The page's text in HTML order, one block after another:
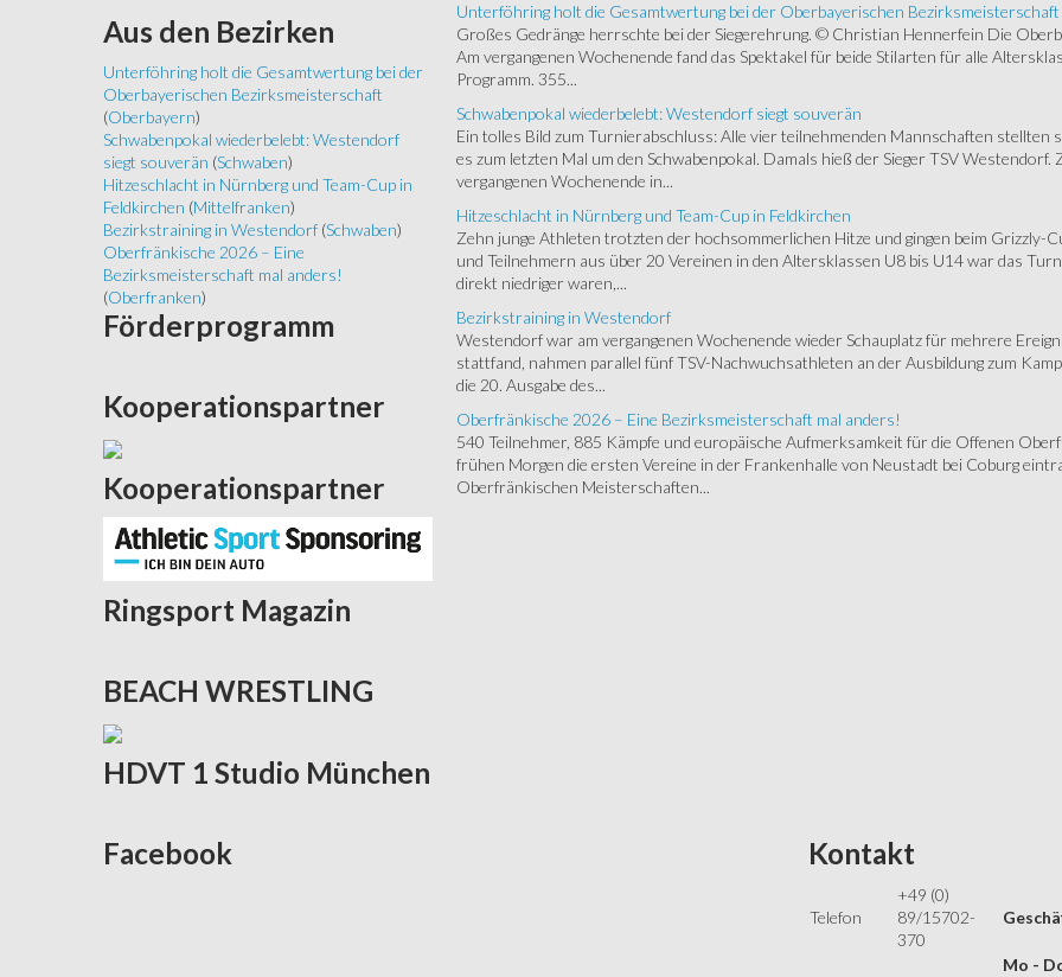
Unterföhring holt die Gesamtwertung bei der Oberbayerischen Bezirksmeisterschaft
Großes Gedränge herrschte bei der Siegerehrung. © Christian Hennerfein Die
Am vergangenen Wochenende fand das Spektakel für beide Stilarten für alle
Programm. 355...
Schwabenpokal wiederbelebt: Westendorf siegt souverän
Ein tolles Bild zum Turnierabschluss: Alle vier teilnehmenden Mannschaften stellten
es zum letzten Mal um den Schwabenpokal. Damals hieß der Sieger TSV
vergangenen Wochenende in...
Hitzeschlacht in Nürnberg und Team-Cup in Feldkirchen
Zehn junge Athleten trotzten der hochsommerlichen Hitze und gingen beim Grizzly-
und Teilnehmern aus über 20 Vereinen in den Altersklassen U8 bis U14 war das
direkt niedriger waren,...
Bezirkstraining in Westendorf
Westendorf war am vergangenen Wochenende wieder Schauplatz für mehrere
stattfand, nahmen parallel fünf TSV-Nachwuchsathleten an der Ausbildung zum
die 20. Ausgabe des...
Oberfränkische 2026 – Eine Bezirksmeisterschaft mal anders!
540 Teilnehmer, 885 Kämpfe und europäische Aufmerksamkeit für die Offenen
frühen Morgen die ersten Vereine in der Frankenhalle von Neustadt bei Coburg
Oberfränkischen Meisterschaften...
Aus den Bezirken
Unterföhring holt die Gesamtwertung bei der
Oberbayerischen Bezirksmeisterschaft
(Oberbayern)
Schwabenpokal wiederbelebt: Westendorf
siegt souverän (Schwaben)
Hitzeschlacht in Nürnberg und Team-Cup in
Feldkirchen (Mittelfranken)
Bezirkstraining in Westendorf (Schwaben)
Oberfränkische 2026 – Eine
Bezirksmeisterschaft mal anders!
(Oberfranken)
Förderprogramm
Kooperationspartner
Kooperationspartner
Ringsport Magazin
BEACH WRESTLING
HDVT 1 Studio München
Facebook Kontakt
Telefon
+49 (0)
89/15702-
370
Mo -